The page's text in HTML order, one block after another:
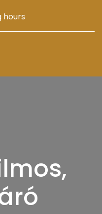
hours